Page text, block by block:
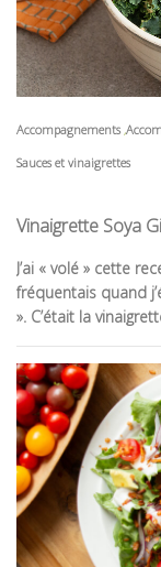
Accompagnements
Sauces et vinaigrettes
Vinaigrette Soya
J’ai « volé » cette
fréquentais quand
». C’était la